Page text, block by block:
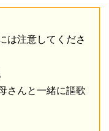
は注意してくださ
さんと一緒に謳歌